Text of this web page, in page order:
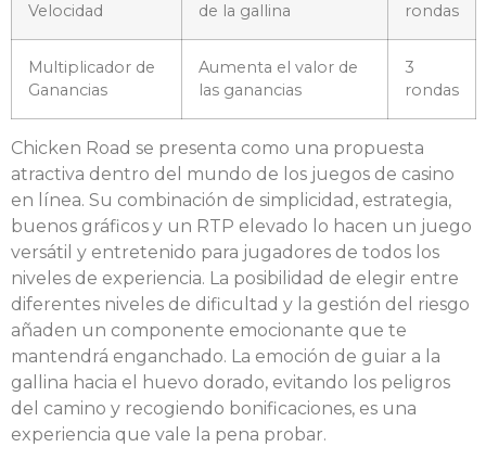
Velocidad
de la gallina
rondas
Multiplicador de
Ganancias
Aumenta el valor de
las ganancias
3
rondas
Chicken Road se presenta como una propuesta
atractiva dentro del mundo de los juegos de casino
en línea. Su combinación de simplicidad, estrategia,
buenos gráficos y un RTP elevado lo hacen un juego
versátil y entretenido para jugadores de todos los
niveles de experiencia. La posibilidad de elegir entre
diferentes niveles de dificultad y la gestión del riesgo
añaden un componente emocionante que te
mantendrá enganchado. La emoción de guiar a la
gallina hacia el huevo dorado, evitando los peligros
del camino y recogiendo bonificaciones, es una
experiencia que vale la pena probar.